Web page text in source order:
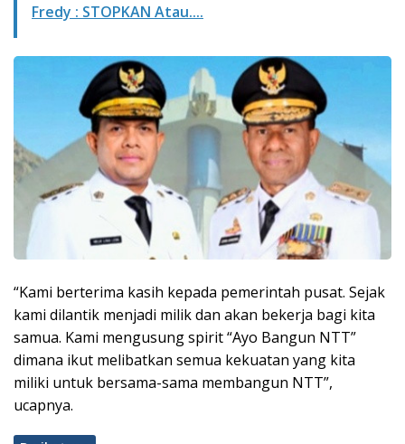
Fredy : STOPKAN Atau....
“Kami berterima kasih kepada pemerintah pusat. Sejak
kami dilantik menjadi milik dan akan bekerja bagi kita
samua. Kami mengusung spirit “Ayo Bangun NTT”
dimana ikut melibatkan semua kekuatan yang kita
miliki untuk bersama-sama membangun NTT”,
ucapnya.